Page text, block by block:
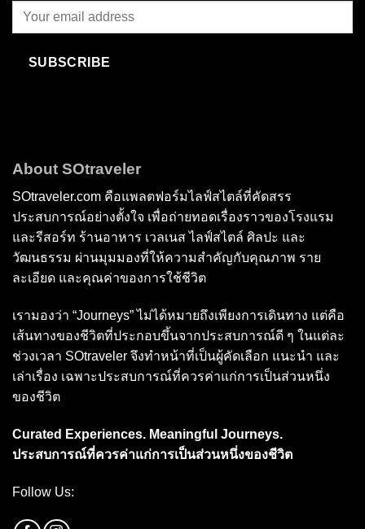
SUBSCRIBE
About SOtraveler
SOtraveler.com คือแพลตฟอร์มไลฟ์สไตล์ที่คัดสรร
ประสบการณ์อย่างตั้งใจ เพื่อถ่ายทอดเรื่องราวของโรงแรม
และรีสอร์ท ร้านอาหาร เวลเนส ไลฟ์สไตล์ ศิลปะ และ
วัฒนธรรม ผ่านมุมมองที่ให้ความสำคัญกับคุณภาพ ราย
ละเอียด และคุณค่าของการใช้ชีวิต
เรามองว่า “Journeys” ไม่ได้หมายถึงเพียงการเดินทาง แต่คือ
เส้นทางของชีวิตที่ประกอบขึ้นจากประสบการณ์ดี ๆ ในแต่ละ
ช่วงเวลา SOtraveler จึงทำหน้าที่เป็นผู้คัดเลือก แนะนำ และ
เล่าเรื่อง เฉพาะประสบการณ์ที่ควรค่าแก่การเป็นส่วนหนึ่ง
ของชีวิต
Curated Experiences. Meaningful Journeys.
ประสบการณ์ที่ควรค่าแก่การเป็นส่วนหนึ่งของชีวิต
Follow Us: